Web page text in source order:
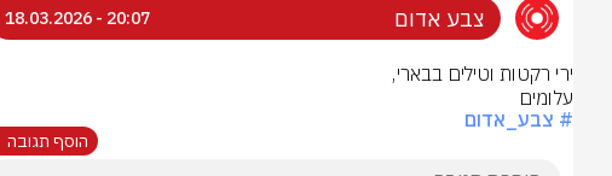
צבע אדום 20:07 - 18.03.2026
עלומים
# צבע_אדום
הוסף תגובה